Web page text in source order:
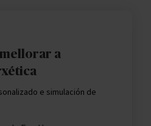
a
e simulación de